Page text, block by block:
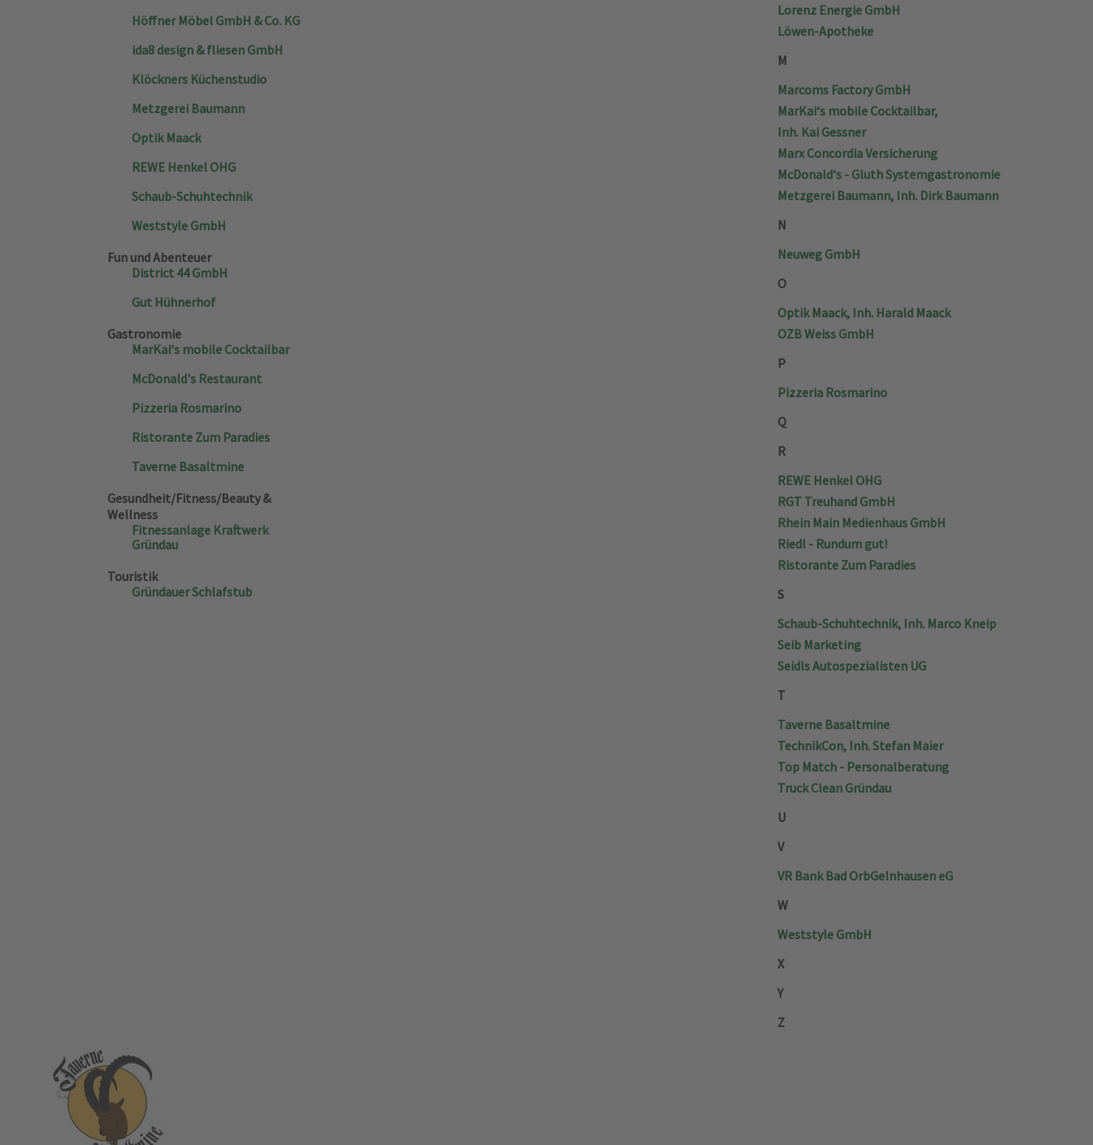
Höffner Möbel GmbH & Co. KG
ida8 design & fliesen GmbH
Klöckners Küchenstudio
Metzgerei Baumann
Optik Maack
REWE Henkel OHG
Schaub-Schuhtechnik
Weststyle GmbH
Fun und Abenteuer
District 44 GmbH
Gut Hühnerhof
Gastronomie
MarKai‘s mobile Cocktailbar
McDonald's Restaurant
Pizzeria Rosmarino
Ristorante Zum Paradies
Taverne Basaltmine
Gesundheit/Fitness/Beauty &
Wellness
Fitnessanlage Kraftwerk
Gründau
Touristik
Gründauer Schlafstub
Lorenz Energie GmbH
Löwen-Apotheke
M
Marcoms Factory GmbH
MarKai‘s mobile Cocktailbar,
Inh. Kai Gessner
Marx Concordia Versicherung
McDonald‘s - Gluth Systemgastronomie
Metzgerei Baumann, Inh. Dirk Baumann
N
Neuweg GmbH
O
Optik Maack, Inh. Harald Maack
OZB Weiss GmbH
P
Pizzeria Rosmarino
Q
R
REWE Henkel OHG
RGT Treuhand GmbH
Rhein Main Medienhaus GmbH
Riedl - Rundum gut!
Ristorante Zum Paradies
S
Schaub-Schuhtechnik, Inh. Marco Kneip
Seib Marketing
Seidls Autospezialisten UG
T
Taverne Basaltmine
TechnikCon, Inh. Stefan Maier
Top Match - Personalberatung
Truck Clean Gründau
U
V
VR Bank Bad Orb­Gelnhausen eG
W
Weststyle GmbH
X
Y
Z